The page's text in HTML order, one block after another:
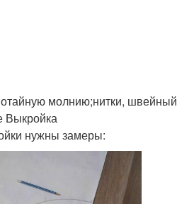
молнию;нитки, швейный
Выкройка
нужны замеры: